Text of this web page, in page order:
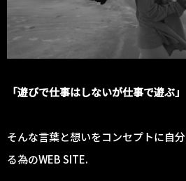
「遊びで仕事はしないが仕事で遊ぶ」
そんな言葉と想いをコンセプトに自
る為のWEB SITE.